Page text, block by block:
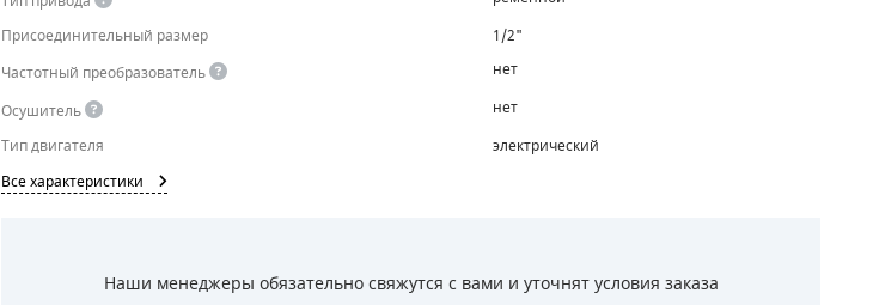
Присоединительный размер
1/2"
Частотный преобразователь
нет
Осушитель
нет
Тип двигателя
электрический
Все характеристики
Наши менеджеры обязательно свяжутся с вами и уточнят условия заказа